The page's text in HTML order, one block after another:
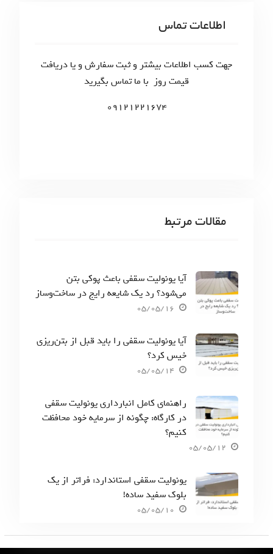
اطلاعات تماس
جهت کسب اطلاعات بیشتر و ثبت سفارش و یا دریافت
قیمت روز با ما تماس بگیرید
09121221674
مقالات مرتبط
آیا یونولیت سقفی باعث پوکی بتن
می‌شود؟ رد یک شایعه رایج در ساخت‌وساز
05/05/16
آیا یونولیت سقفی را باید قبل از بتن‌ریزی
خیس کرد؟
05/05/14
راهنمای کامل انبارداری یونولیت سقفی
در کارگاه: چگونه از سرمایه خود محافظت
کنیم؟
05/05/12
یونولیت سقفی استاندارد: فراتر از یک
بلوک سفید ساده!
05/05/10